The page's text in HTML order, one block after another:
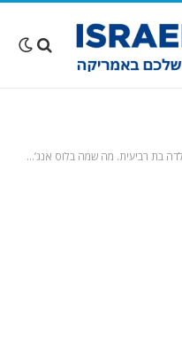
רביעית. מה שמה בלוס אנג’לס (ובישראל)